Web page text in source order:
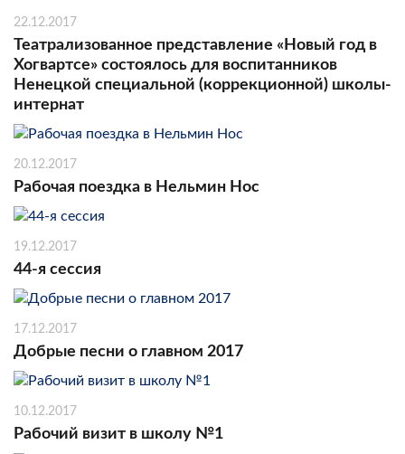
22.12.2017
Театрализованное представление «Новый год в
Хогвартсе» состоялось для воспитанников
Ненецкой специальной (коррекционной) школы-
интернат
20.12.2017
Рабочая поездка в Нельмин Нос
19.12.2017
44-я сессия
17.12.2017
Добрые песни о главном 2017
10.12.2017
Рабочий визит в школу №1